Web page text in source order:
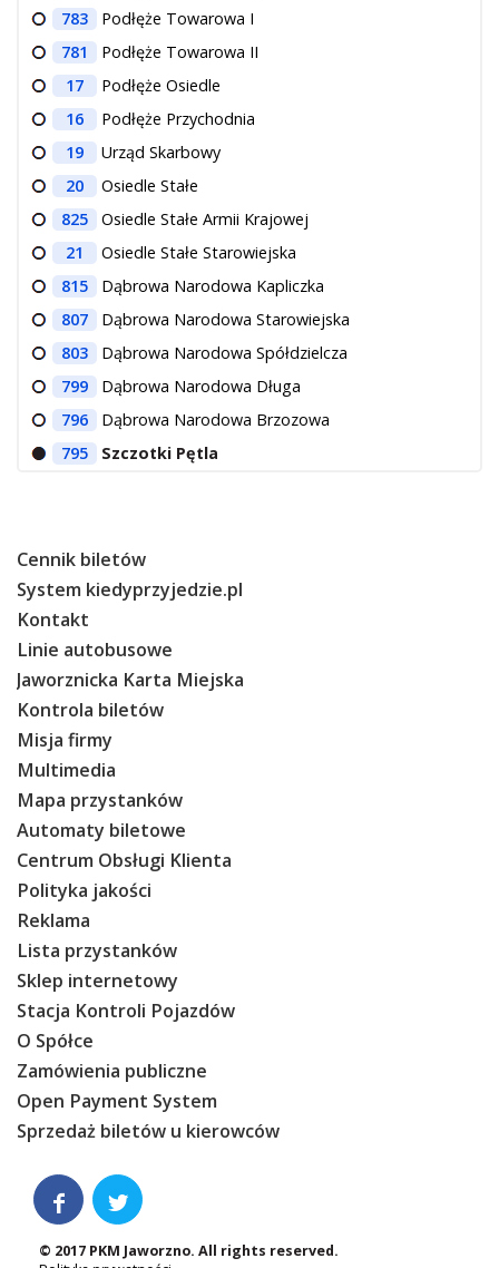
783
Podłęże Towarowa I
781
Podłęże Towarowa II
17
Podłęże Osiedle
16
Podłęże Przychodnia
19
Urząd Skarbowy
20
Osiedle Stałe
825
Osiedle Stałe Armii Krajowej
21
Osiedle Stałe Starowiejska
815
Dąbrowa Narodowa Kapliczka
807
Dąbrowa Narodowa Starowiejska
803
Dąbrowa Narodowa Spółdzielcza
799
Dąbrowa Narodowa Długa
796
Dąbrowa Narodowa Brzozowa
795
Szczotki Pętla
Cennik biletów
System kiedyprzyjedzie.pl
Kontakt
Linie autobusowe
Jaworznicka Karta Miejska
Kontrola biletów
Misja firmy
Multimedia
Mapa przystanków
Automaty biletowe
Centrum Obsługi Klienta
Polityka jakości
Reklama
Lista przystanków
Sklep internetowy
Stacja Kontroli Pojazdów
O Spółce
Zamówienia publiczne
Open Payment System
Sprzedaż biletów u kierowców
 
© 2017 PKM Jaworzno. All rights reserved.